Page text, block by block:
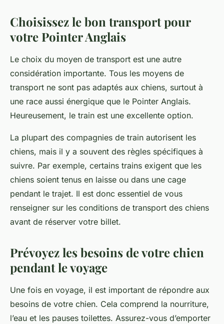
Choisissez le bon transport pour
votre Pointer Anglais
Le choix du moyen de transport est une autre
considération importante. Tous les moyens de
transport ne sont pas adaptés aux chiens, surtout à
une race aussi énergique que le Pointer Anglais.
Heureusement, le train est une excellente option.
La plupart des compagnies de train autorisent les
chiens, mais il y a souvent des règles spécifiques à
suivre. Par exemple, certains trains exigent que les
chiens soient tenus en laisse ou dans une cage
pendant le trajet. Il est donc essentiel de vous
renseigner sur les conditions de transport des chiens
avant de réserver votre billet.
Prévoyez les besoins de votre chien
pendant le voyage
Une fois en voyage, il est important de répondre aux
besoins de votre chien. Cela comprend la nourriture,
l’eau et les pauses toilettes. Assurez-vous d’emporter